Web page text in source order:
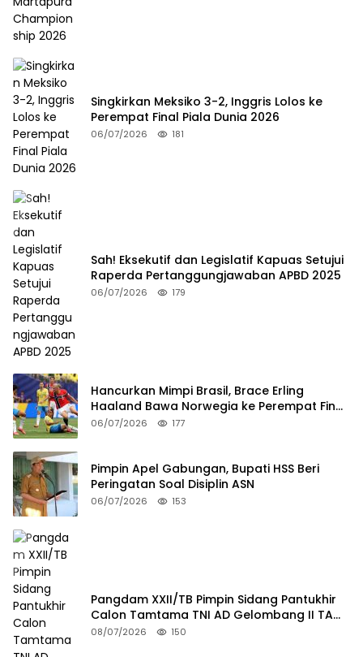
Singkirkan Meksiko 3-2, Inggris Lolos ke
Perempat Final Piala Dunia 2026
06/07/2026 181
Sah! Eksekutif dan Legislatif Kapuas Setujui
Raperda Pertanggungjawaban APBD 2025
06/07/2026 179
Hancurkan Mimpi Brasil, Brace Erling
Haaland Bawa Norwegia ke Perempat Final
Piala Dunia 2026
06/07/2026 177
Pimpin Apel Gabungan, Bupati HSS Beri
Peringatan Soal Disiplin ASN
06/07/2026 153
Pangdam XXII/TB Pimpin Sidang Pantukhir
Calon Tamtama TNI AD Gelombang II TA
2026
08/07/2026 150